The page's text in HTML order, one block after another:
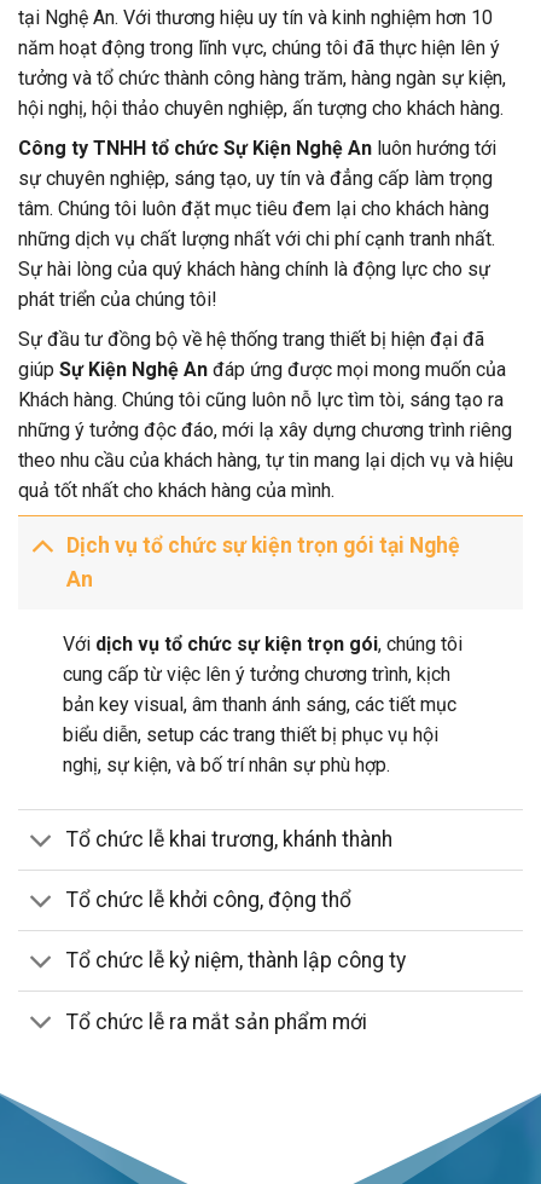
tại Nghệ An. Với thương hiệu uy tín và kinh nghiệm hơn 10
năm hoạt động trong lĩnh vực, chúng tôi đã thực hiện lên ý
tưởng và tổ chức thành công hàng trăm, hàng ngàn sự kiện,
hội nghị, hội thảo chuyên nghiệp, ấn tượng cho khách hàng.
Công ty TNHH tổ chức Sự Kiện Nghệ An luôn hướng tới
sự chuyên nghiệp, sáng tạo, uy tín và đẳng cấp làm trọng
tâm. Chúng tôi luôn đặt mục tiêu đem lại cho khách hàng
những dịch vụ chất lượng nhất với chi phí cạnh tranh nhất.
Sự hài lòng của quý khách hàng chính là động lực cho sự
phát triển của chúng tôi!
Sự đầu tư đồng bộ về hệ thống trang thiết bị hiện đại đã
giúp Sự Kiện Nghệ An đáp ứng được mọi mong muốn của
Khách hàng. Chúng tôi cũng luôn nỗ lực tìm tòi, sáng tạo ra
những ý tưởng độc đáo, mới lạ xây dựng chương trình riêng
theo nhu cầu của khách hàng, tự tin mang lại dịch vụ và hiệu
quả tốt nhất cho khách hàng của mình.
Dịch vụ tổ chức sự kiện trọn gói tại Nghệ
An
Với dịch vụ tổ chức sự kiện trọn gói, chúng tôi
cung cấp từ việc lên ý tưởng chương trình, kịch
bản key visual, âm thanh ánh sáng, các tiết mục
biểu diễn, setup các trang thiết bị phục vụ hội
nghị, sự kiện, và bố trí nhân sự phù hợp.
Tổ chức lễ khai trương, khánh thành
Tổ chức lễ khởi công, động thổ
Tổ chức lễ kỷ niệm, thành lập công ty
Tổ chức lễ ra mắt sản phẩm mới